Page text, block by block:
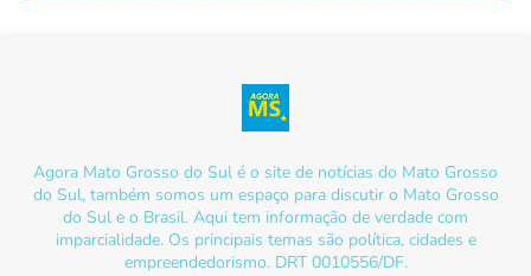
Agora Mato Grosso do Sul é o site de notícias do Mato Grosso
do Sul, também somos um espaço para discutir o Mato Grosso
do Sul e o Brasil. Aqui tem informação de verdade com
imparcialidade. Os principais temas são política, cidades e
empreendedorismo. DRT 0010556/DF.